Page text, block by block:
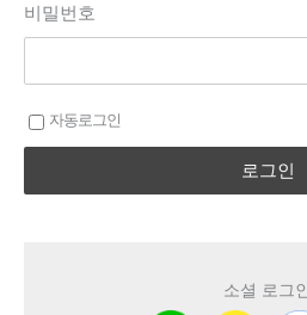
비밀번호
자동로그인
로그인
소셜 로그인